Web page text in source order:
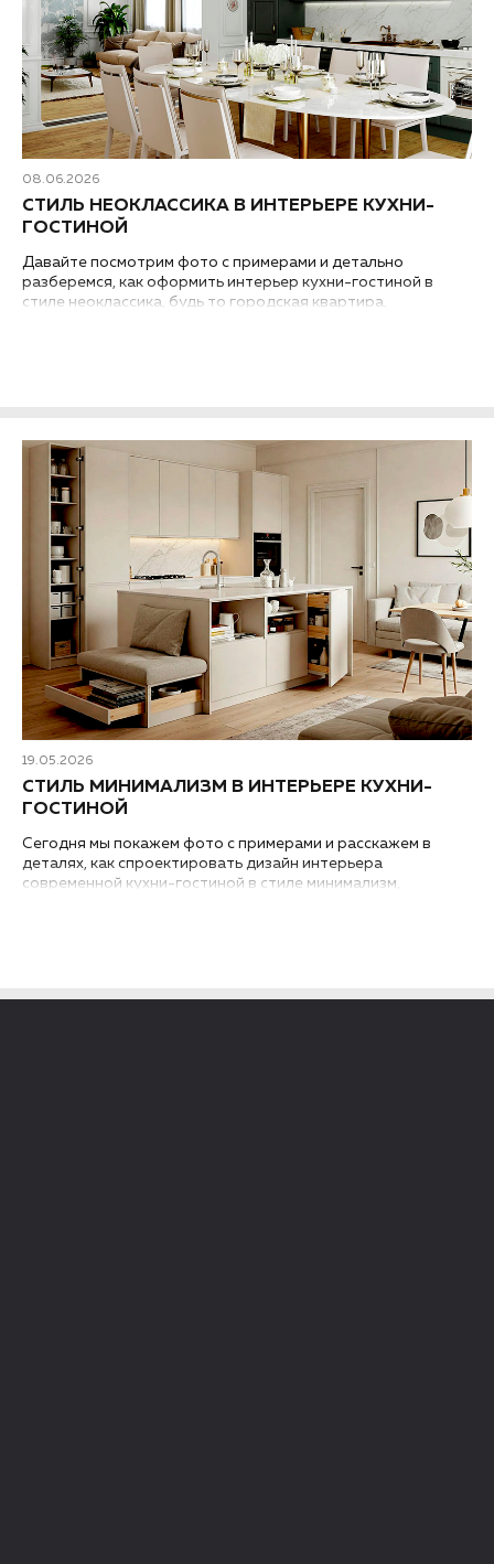
08.06.2026
СТИЛЬ НЕОКЛАССИКА В ИНТЕРЬЕРЕ КУХНИ-
ГОСТИНОЙ
Давайте посмотрим фото с примерами и детально
разберемся, как оформить интерьер кухни-гостиной в
стиле неоклассика, будь то городская квартира,
19.05.2026
СТИЛЬ МИНИМАЛИЗМ В ИНТЕРЬЕРЕ КУХНИ-
ГОСТИНОЙ
Сегодня мы покажем фото с примерами и расскажем в
деталях, как спроектировать дизайн интерьера
современной кухни-гостиной в стиле минимализм,